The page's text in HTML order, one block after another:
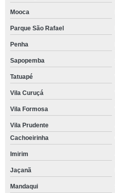
Mooca
Parque São Rafael
Penha
Sapopemba
Tatuapé
Vila Curuçá
Vila Formosa
Vila Prudente
Cachoeirinha
Imirim
Jaçanã
Mandaqui